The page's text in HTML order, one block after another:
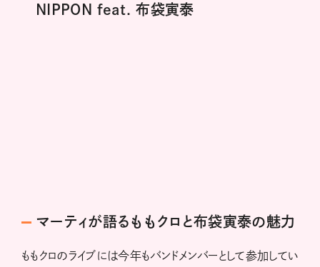
NIPPON feat. 布袋寅泰
マーティが語るももクロと布袋寅泰の魅力
ももクロのライブには今年もバンドメンバーとして参加してい